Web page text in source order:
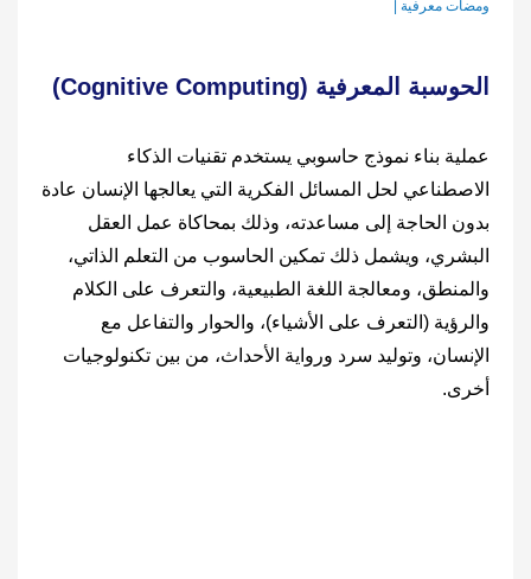
ومضات معرفية |
الحوسبة المعرفية (Cognitive Computing)
عملية بناء نموذج حاسوبي يستخدم تقنيات الذكاء
الاصطناعي لحل المسائل الفكرية التي يعالجها الإنسان عادة
بدون الحاجة إلى مساعدته، وذلك بمحاكاة عمل العقل
البشري، ويشمل ذلك تمكين الحاسوب من التعلم الذاتي،
والمنطق، ومعالجة اللغة الطبيعية، والتعرف على الكلام
والرؤية (التعرف على الأشياء)، والحوار والتفاعل مع
الإنسان، وتوليد سرد ورواية الأحداث، من بين تكنولوجيات
أخرى.